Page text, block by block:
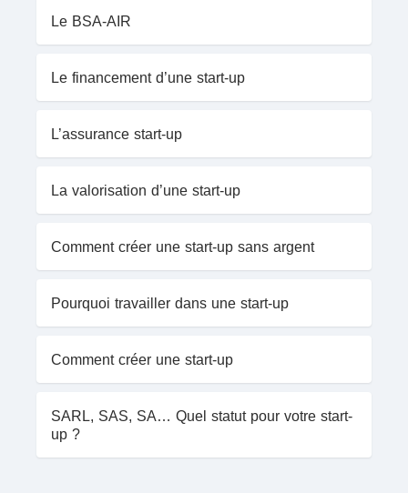
Le BSA-AIR
Le financement d’une start-up
L’assurance start-up
La valorisation d’une start-up
Comment créer une start-up sans argent
Pourquoi travailler dans une start-up
Comment créer une start-up
SARL, SAS, SA… Quel statut pour votre start-
up ?